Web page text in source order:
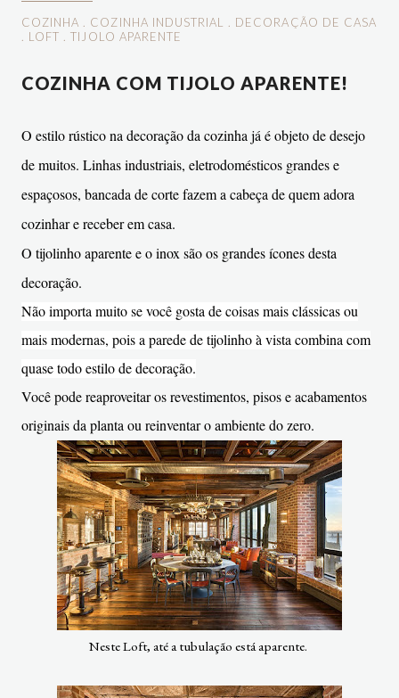
COZINHA COZINHA INDUSTRIAL
DECORAÇÃO DE CASA
LOFT .TIJOLO APARENTE
COZINHA COM TIJOLO APARENTE!
O estilo rústico na decoração da cozinha já é objeto de desejo
de muitos. Linhas industriais, eletrodomésticos grandes e
espaçosos, bancada de corte fazem a cabeça de quem adora
cozinhar e receber em casa.
O tijolinho aparente e o inox são os grandes ícones desta
decoração.
Não importa muito se você gosta de coisas mais clássicas ou
mais modernas, pois a parede de tijolinho à vista combina com
quase todo estilo de decoração.
Você pode reaproveitar os revestimentos, pisos e acabamentos
originais da planta ou reinventar o ambiente do zero.
Neste Loft, até a tubulação está aparente.